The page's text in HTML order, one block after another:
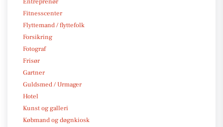
Fitnesscenter
Flyttemand / flyttefolk
Forsikring
Fotograf
Frisør
Gartner
Guldsmed / Urmager
Hotel
Kunst og galleri
Købmand og døgnkiosk